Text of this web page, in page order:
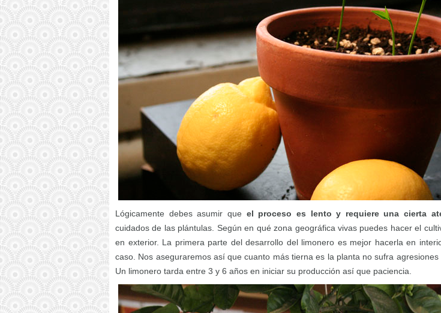
Lógicamente debes asumir que el proceso es lento y requiere una cierta
cuidados de las plántulas. Según en qué zona geográfica vivas puedes hacer el
en exterior. La primera parte del desarrollo del limonero es mejor hacerla en
caso. Nos aseguraremos así que cuanto más tierna es la planta no sufra agresiones
Un limonero tarda entre 3 y 6 años en iniciar su producción así que paciencia.